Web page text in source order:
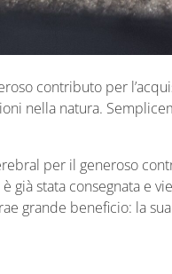
contributo per
nella natura.
per il generoso
già stata consegnata e
grande beneficio: la